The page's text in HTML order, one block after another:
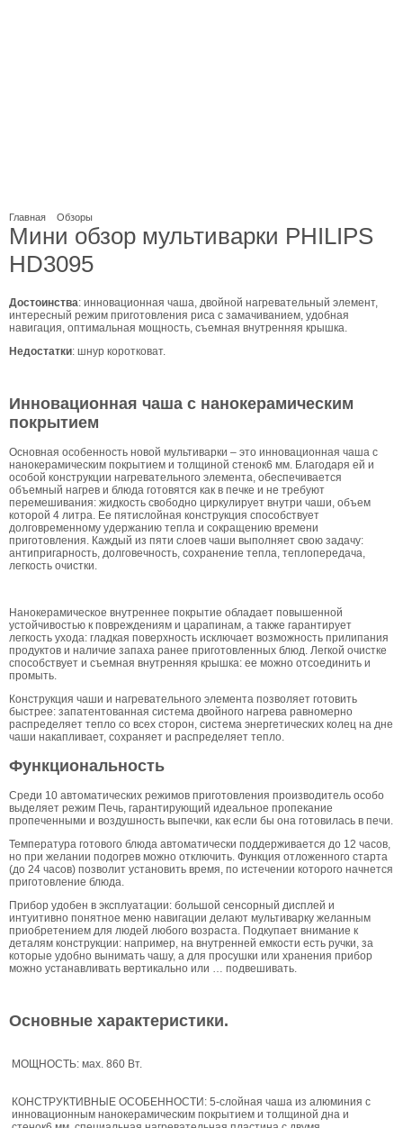
Главная Обзоры
Мини обзор мультиварки PHILIPS
HD3095
Достоинства: инновационная чаша, двойной нагревательный элемент,
интересный режим приготовления риса с замачиванием, удобная
навигация, оптимальная мощность, съемная внутренняя крышка.
Недостатки: шнур коротковат.
Инновационная чаша с нанокерамическим
покрытием
Основная особенность новой мультиварки – это инновационная чаша с
нанокерамическим покрытием и толщиной стенок6 мм. Благодаря ей и
особой конструкции нагревательного элемента, обеспечивается
объемный нагрев и блюда готовятся как в печке и не требуют
перемешивания: жидкость свободно циркулирует внутри чаши, объем
которой 4 литра. Ее пятислойная конструкция способствует
долговременному удержанию тепла и сокращению времени
приготовления. Каждый из пяти слоев чаши выполняет свою задачу:
антипригарность, долговечность, сохранение тепла, теплопередача,
легкость очистки.
Нанокерамическое внутреннее покрытие обладает повышенной
устойчивостью к повреждениям и царапинам, а также гарантирует
легкость ухода: гладкая поверхность исключает возможность прилипания
продуктов и наличие запаха ранее приготовленных блюд. Легкой очистке
способствует и съемная внутренняя крышка: ее можно отсоединить и
промыть.
Конструкция чаши и нагревательного элемента позволяет готовить
быстрее: запатентованная система двойного нагрева равномерно
распределяет тепло со всех сторон, система энергетических колец на дне
чаши накапливает, сохраняет и распределяет тепло.
Функциональность
Среди 10 автоматических режимов приготовления производитель особо
выделяет режим Печь, гарантирующий идеальное пропекание
пропеченными и воздушность выпечки, как если бы она готовилась в печи.
Температура готового блюда автоматически поддерживается до 12 часов,
но при желании подогрев можно отключить. Функция отложенного старта
(до 24 часов) позволит установить время, по истечении которого начнется
приготовление блюда.
Прибор удобен в эксплуатации: большой сенсорный дисплей и
интуитивно понятное меню навигации делают мультиварку желанным
приобретением для людей любого возраста. Подкупает внимание к
деталям конструкции: например, на внутренней емкости есть ручки, за
которые удобно вынимать чашу, а для просушки или хранения прибор
можно устанавливать вертикально или … подвешивать.
Основные характеристики.
МОЩНОСТЬ: маx. 860 Вт.
КОНСТРУКТИВНЫЕ ОСОБЕННОСТИ: 5-слойная чаша из алюминия с
инновационным нанокерамическим покрытием и толщиной дна и